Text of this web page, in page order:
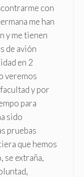
con
me han
y me tienen
de avión
en 2
veremos
y por
para
sido
pruebas
que hemos
se extraña,